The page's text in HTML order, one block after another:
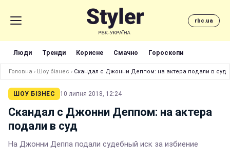
rbc.ua
Люди Тренди Корисне Смачно Гороскопи
Головна › Шоу бізнес › Скандал с Джонни Деппом: на актера подали в суд
ШОУ БІЗНЕС 10 липня 2018, 12:24
Скандал с Джонни Деппом: на актера
подали в суд
На Джонни Деппа подали судебный иск за избиение